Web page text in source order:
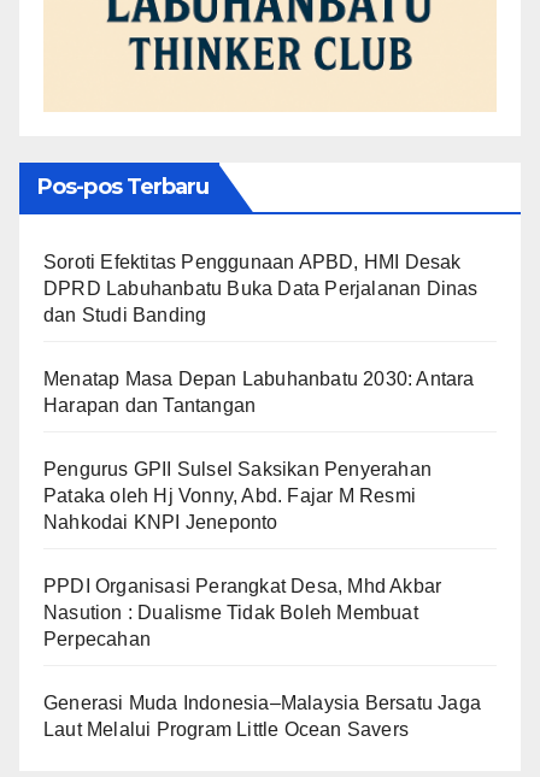
Pos-pos Terbaru
Soroti Efektitas Penggunaan APBD, HMI Desak
DPRD Labuhanbatu Buka Data Perjalanan Dinas
dan Studi Banding
Menatap Masa Depan Labuhanbatu 2030: Antara
Harapan dan Tantangan
Pengurus GPII Sulsel Saksikan Penyerahan
Pataka oleh Hj Vonny, Abd. Fajar M Resmi
Nahkodai KNPI Jeneponto
PPDI Organisasi Perangkat Desa, Mhd Akbar
Nasution : Dualisme Tidak Boleh Membuat
Perpecahan
Generasi Muda Indonesia–Malaysia Bersatu Jaga
Laut Melalui Program Little Ocean Savers